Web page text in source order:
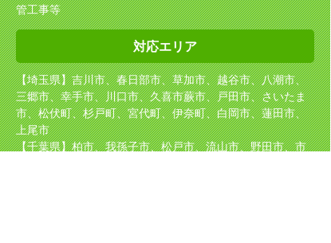
管工事等
対応エリア
【埼玉県】吉川市、春日部市、草加市、越谷市、八潮市、
三郷市、幸手市、川口市、久喜市蕨市、戸田市、さいたま
市、松伏町、杉戸町、宮代町、伊奈町、白岡市、蓮田市、
上尾市
【千葉県】柏市、我孫子市、松戸市、流山市、野田市、市